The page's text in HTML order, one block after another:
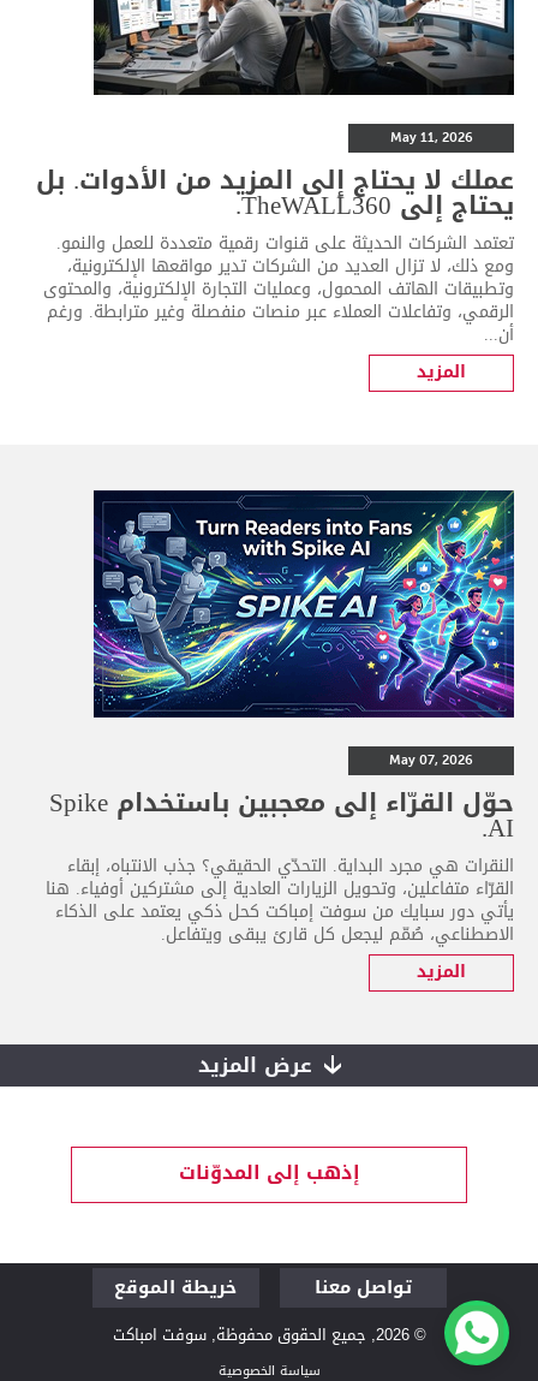
May 11, 2026
عملك لا يحتاج إلى المزيد من الأدوات. بل
يحتاج إلى TheWALL360.
تعتمد الشركات الحديثة على قنوات رقمية متعددة للعمل والنمو.
ومع ذلك، لا تزال العديد من الشركات تدير مواقعها الإلكترونية،
وتطبيقات الهاتف المحمول، وعمليات التجارة الإلكترونية، والمحتوى
الرقمي، وتفاعلات العملاء عبر منصات منفصلة وغير مترابطة. ورغم
أن...
المزيد
May 07, 2026
حوّل القرّاء إلى معجبين باستخدام Spike
AI.
النقرات هي مجرد البداية. التحدّي الحقيقي؟ جذب الانتباه، إبقاء
القرّاء متفاعلين، وتحويل الزيارات العادية إلى مشتركين أوفياء. هنا
يأتي دور سبايك من سوفت إمباكت كحل ذكي يعتمد على الذكاء
الاصطناعي، صُمّم ليجعل كل قارئ يبقى ويتفاعل.
المزيد
عرض المزيد
إذهب إلى المدوّنات
تواصل معنا خريطة الموقع
© 2026, جميع الحقوق محفوظة, سوفت امباكت
سياسة الخصوصية
قم بزيارتنا لنتحدث
ونتناول القهوة معاً
من نحن
الفلسفة
الفريق